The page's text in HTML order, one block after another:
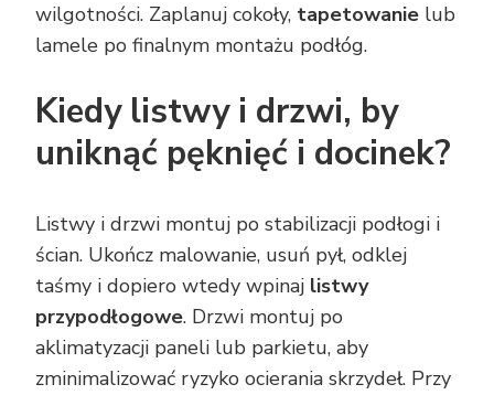
wilgotności. Zaplanuj cokoły, tapetowanie lub
lamele po finalnym montażu podłóg.
Kiedy listwy i drzwi, by
uniknąć pęknięć i docinek?
Listwy i drzwi montuj po stabilizacji podłogi i
ścian. Ukończ malowanie, usuń pył, odklej
taśmy i dopiero wtedy wpinaj listwy
przypodłogowe. Drzwi montuj po
aklimatyzacji paneli lub parkietu, aby
zminimalizować ryzyko ocierania skrzydeł. Przy